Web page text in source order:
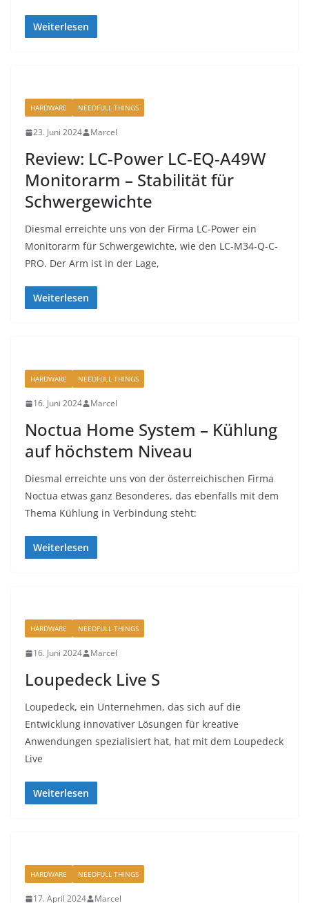
Weiterlesen
HARDWARE NEEDFULL THINGS
23. Juni 2024 Marcel
Review: LC-Power LC-EQ-A49W
Monitorarm – Stabilität für
Schwergewichte
Diesmal erreichte uns von der Firma LC-Power ein
Monitorarm für Schwergewichte, wie den LC-M34-Q-C-
PRO. Der Arm ist in der Lage,
Weiterlesen
HARDWARE NEEDFULL THINGS
16. Juni 2024 Marcel
Noctua Home System – Kühlung
auf höchstem Niveau
Diesmal erreichte uns von der österreichischen Firma
Noctua etwas ganz Besonderes, das ebenfalls mit dem
Thema Kühlung in Verbindung steht:
Weiterlesen
HARDWARE NEEDFULL THINGS
16. Juni 2024 Marcel
Loupedeck Live S
Loupedeck, ein Unternehmen, das sich auf die
Entwicklung innovativer Lösungen für kreative
Anwendungen spezialisiert hat, hat mit dem Loupedeck
Live
Weiterlesen
HARDWARE NEEDFULL THINGS
17. April 2024 Marcel